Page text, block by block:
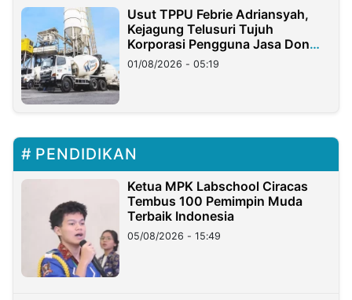
Usut TPPU Febrie Adriansyah,
Kejagung Telusuri Tujuh
Korporasi Pengguna Jasa Don
Ritto
01/08/2026 - 05:19
PENDIDIKAN
Ketua MPK Labschool Ciracas
Tembus 100 Pemimpin Muda
Terbaik Indonesia
05/08/2026 - 15:49